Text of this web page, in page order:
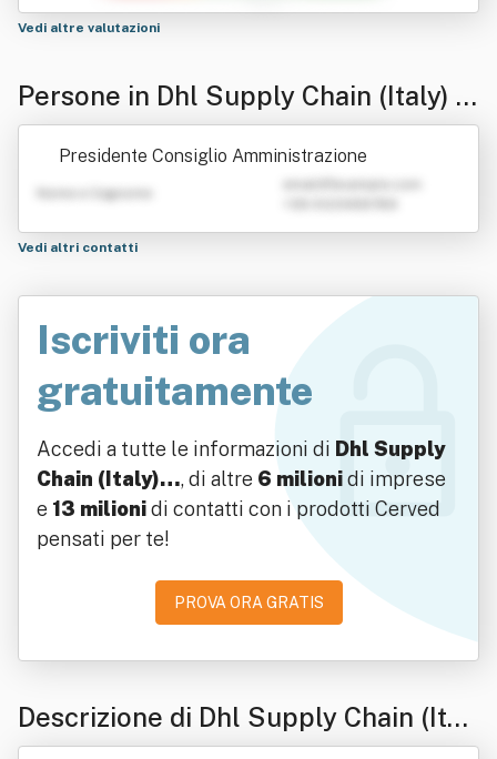
Vedi altre valutazioni
Persone in Dhl Supply Chain (Italy) S
pa
Presidente Consiglio Amministrazione
Nome e Cognome
Vedi altri contatti
Iscriviti ora
gratuitamente
Accedi a tutte le informazioni di Dhl Supply
Chain (Italy)…, di altre 6 milionidi imprese
e 13 milionidi contatti con i prodotti Cerved
pensati per te!
PROVA ORA GRATIS
Descrizione di Dhl Supply Chain (Ital